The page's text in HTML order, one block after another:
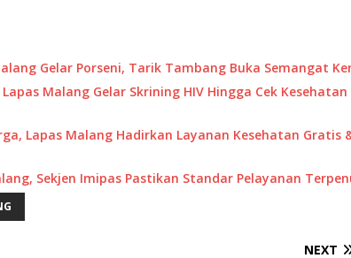
Gelar Porseni, Tarik Tambang Buka Semangat
Lapas Malang Gelar Skrining HIV Hingga Cek
Lapas Malang Hadirkan Layanan Kesehatan Gratis
Sekjen Imipas Pastikan Standar Pelayanan
NEXT